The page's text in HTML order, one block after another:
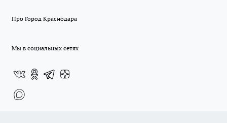
Про Город Краснодара
Мы в социальных сетях